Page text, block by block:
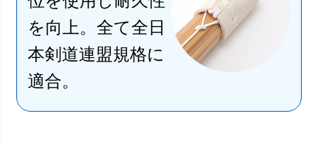
を向上。全て全日
本剣道連盟規格に
適合。